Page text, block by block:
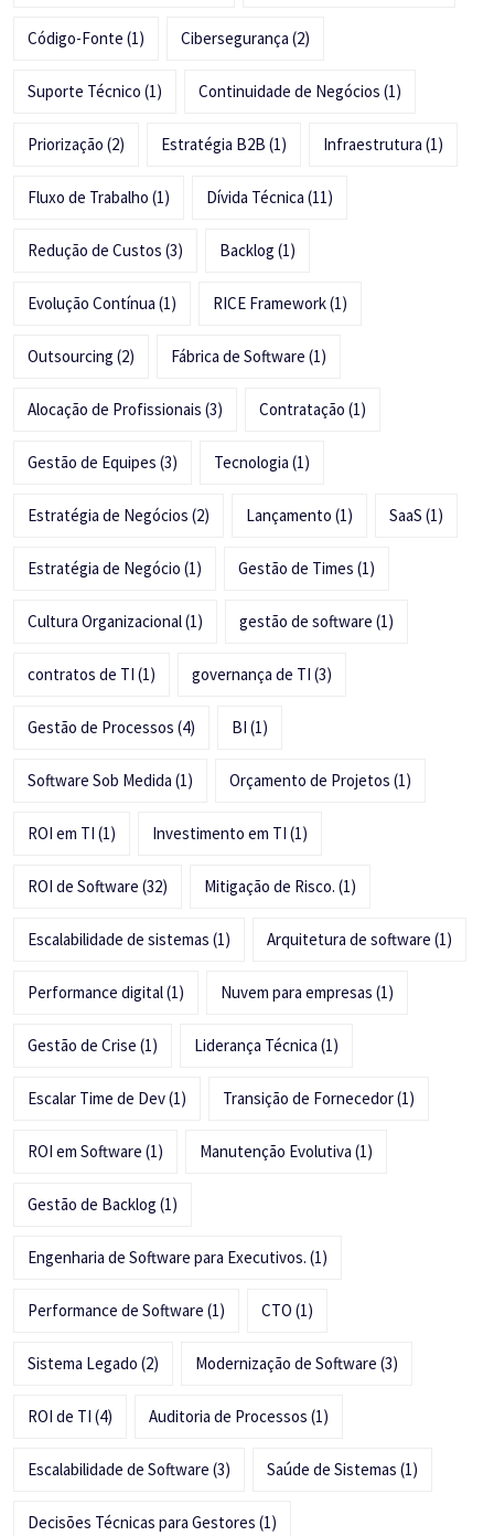
Código-Fonte (1) Cibersegurança (2)
Suporte Técnico (1) Continuidade de Negócios (1)
Priorização (2) Estratégia B2B (1) Infraestrutura (1)
Fluxo de Trabalho (1) Dívida Técnica (11)
Redução de Custos (3) Backlog (1)
Evolução Contínua (1) RICE Framework(1)
Outsourcing (2) Fábrica de Software (1)
Alocação de Profissionais (3) Contratação (1)
Gestão de Equipes (3) Tecnologia (1)
Estratégia de Negócios (2) Lançamento (1) SaaS (1)
Estratégia de Negócio (1) Gestão de Times (1)
Cultura Organizacional(1) gestão de software (1)
contratos de TI (1) governança de TI (3)
Gestão de Processos (4) BI (1)
Software Sob Medida (1) Orçamento de Projetos (1)
ROI em TI (1) Investimento em TI (1)
ROI de Software (32) Mitigação de Risco. (1)
Escalabilidade de sistemas (1) Arquitetura de software (1)
Performance digital(1) Nuvem para empresas (1)
Gestão de Crise (1) Liderança Técnica (1)
Escalar Time de Dev(1) Transição de Fornecedor(1)
ROI em Software (1) Manutenção Evolutiva (1)
Gestão de Backlog (1)
Engenharia de Software para Executivos. (1)
Performance de Software (1) CTO (1)
Sistema Legado (2) Modernização de Software (3)
ROI de TI (4) Auditoria de Processos (1)
Escalabilidade de Software (3) Saúde de Sistemas (1)
Decisões Técnicas para Gestores (1)